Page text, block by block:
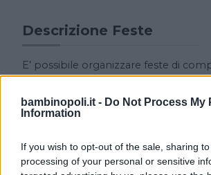
bambinopoli.it - Do Not Process My
Information
If you wish to opt-out of the sale, sharing
processing of your personal or sensitive
Descrizione Feste
E’ possibile organizzare feste di
esclusa con l’utilizzo dello spazio